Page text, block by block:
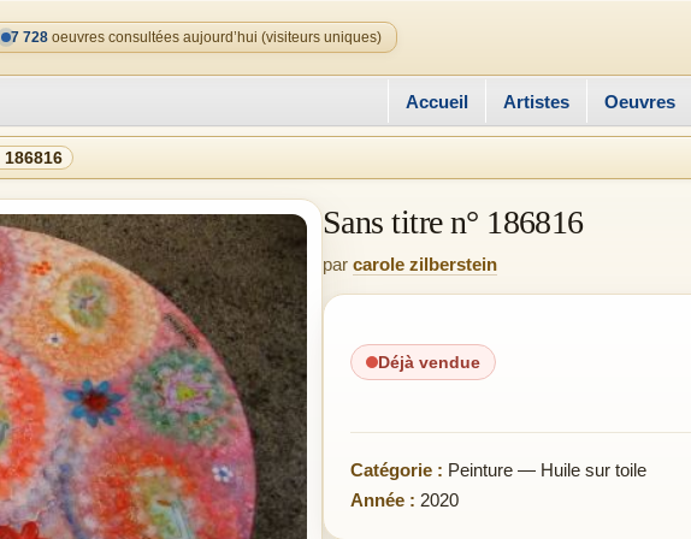
7 728 oeuvres consultées aujourd’hui (visiteurs uniques)
Accueil Artistes Oeuvres
Sans titre n° 186816
par carole zilberstein
Déjà vendue
Catégorie : Peinture — Huile sur toile
Année : 2020